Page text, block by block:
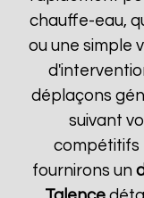
chauffe-eau,
ou une simple
déplaçons
suivant
compétitifs
fournirons un